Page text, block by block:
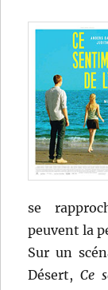
se
peuvent la
Sur un
Désert, Ce